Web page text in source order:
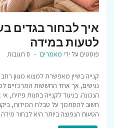
איך לבחור בגדים
לטעות במידה
פוסטים על ידי מאמרים 0 תגובות
קנייה בשיין מאפשרת למצוא מגוון
נגישים, אך אחד החששות המרכזיים
הנכונה. בניגוד לקנייה בחנות
חשוב להסתמך על טבלת המידות,
הטעות הנפוצה ביותר היא לבחור